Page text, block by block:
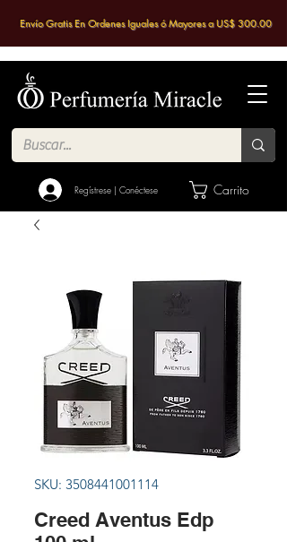
Regístrese | Conéctese Carrito
Envío Gratis En Ordenes Iguales ó Mayores a US$ 300.00
SKU: 3508441001114
Creed Aventus Edp